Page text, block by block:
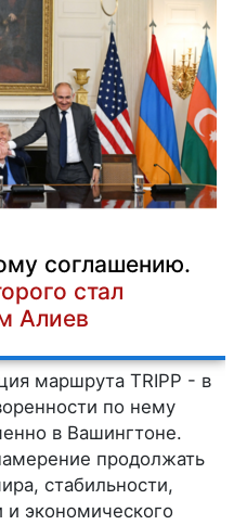
соглашению.
стал
Алиев
маршрута TRIPP - в
по нему
в Вашингтоне.
продолжать
стабильности,
и экономического